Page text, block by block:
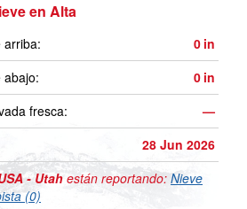
en Alta
arriba: 0 in
abajo:
0 in
fresca:
—
28 Jun 2026
- Utahestán reportando: Nieve
(0)